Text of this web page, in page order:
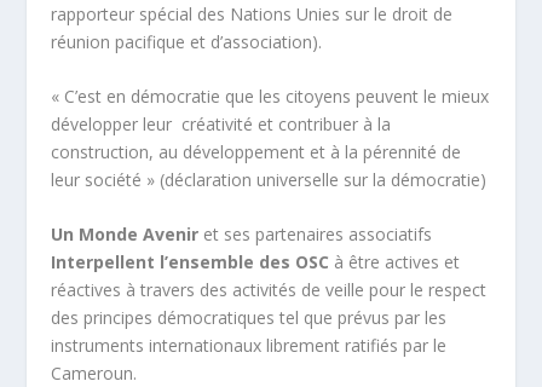
rapporteur spécial des Nations Unies sur le droit de
réunion pacifique et d’association).
« C’est en démocratie que les citoyens peuvent le mieux
développer leur créativité et contribuer à la
construction, au développement et à la pérennité de
leur société » (déclaration universelle sur la démocratie)
Un Monde Avenir et ses partenaires associatifs
Interpellent l’ensemble des OSC à être actives et
réactives à travers des activités de veille pour le respect
des principes démocratiques tel que prévus par les
instruments internationaux librement ratifiés par le
Cameroun.